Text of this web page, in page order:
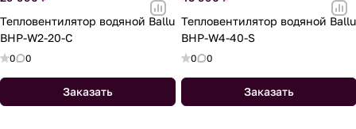
Тепловентилятор водяной Ballu
BHP-W2-20-C
0 0
Заказать
Тепловентилятор водяной Ballu
BHP-W4-40-S
0 0
Заказать